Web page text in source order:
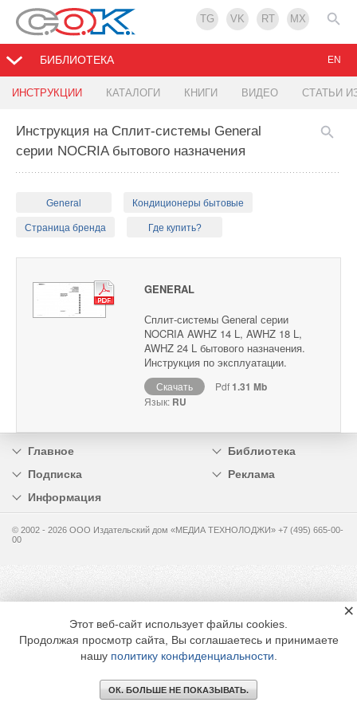
TG VK RT MX
БИБЛИОТЕКА
ИНСТРУКЦИИ КАТАЛОГИ КНИГИ ВИДЕО СТАТЬИ
EN
Инструкция на Сплит-системы General
серии NOCRIA бытового назначения
General Кондиционеры бытовые
Страница бренда Где купить?
GENERAL
Сплит-системы General серии
NOCRIA AWHZ 14 L, AWHZ 18 L,
AWHZ 24 L бытового назначения.
Инструкция по эксплуатации.
Скачать Pdf1.31 Mb
Язык: RU
Главное
Библиотека
Подписка
Реклама
Информация
© 2002 - 2026 OOO Издательский дом «МЕДИА ТЕХНОЛОДЖИ» +7 (495) 665-00-
00
Этот веб-сайт использует файлы cookies.
Продолжая просмотр сайта, Вы соглашаетесь и принимаете
нашу политику конфиденциальности
ОК. БОЛЬШЕ НЕ ПОКАЗЫВАТЬ.
×